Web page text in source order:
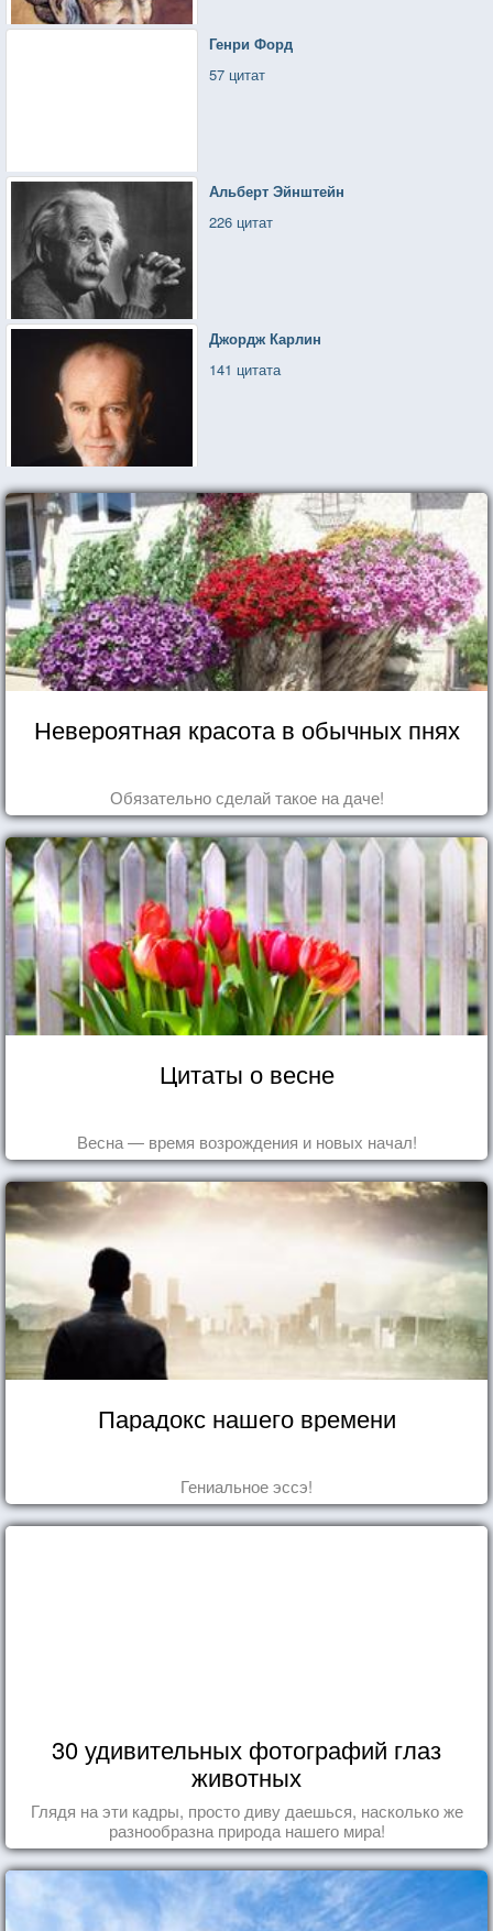
Генри Форд
57 цитат
Альберт Эйнштейн
226 цитат
Джордж Карлин
141 цитата
Невероятная красота в обычных пнях
Обязательно сделай такое на даче!
Цитаты о весне
Весна — время возрождения и новых начал!
Парадокс нашего времени
Гениальное эссэ!
30 удивительных фотографий глаз
животных
Глядя на эти кадры, просто диву даешься, насколько же
разнообразна природа нашего мира!